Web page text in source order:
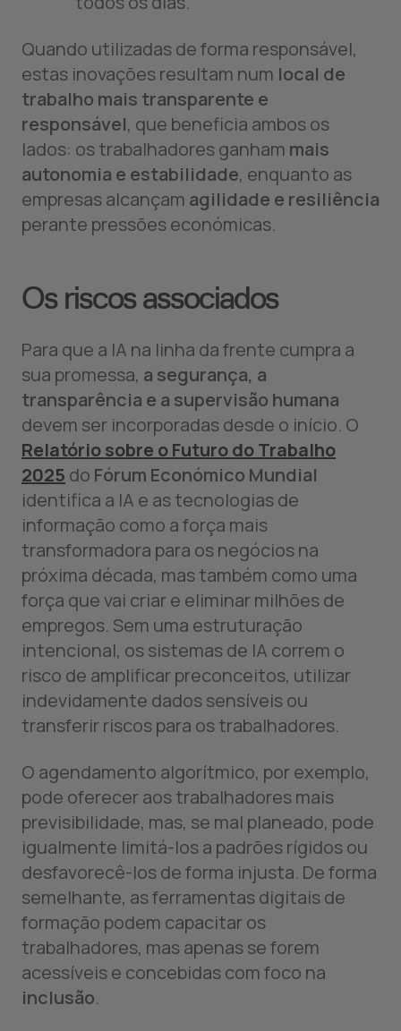
Quando utilizadas de forma responsável,
estas inovações resultam num local de
trabalho mais transparente e
responsável, que beneficia ambos os
lados: os trabalhadores ganham mais
autonomia e estabilidade, enquanto as
empresas alcançam agilidade e resiliência
perante pressões económicas.
Os riscos associados
Para que a IA na linha da frente cumpra a
sua promessa, a segurança, a
transparência e a supervisão humana
devem ser incorporadas desde o início. O
Relatório sobre o Futuro do Trabalho
2025 do Fórum Económico Mundial
identifica a IA e as tecnologias de
informação como a força mais
transformadora para os negócios na
próxima década, mas também como uma
força que vai criar e eliminar milhões de
empregos. Sem uma estruturação
intencional, os sistemas de IA correm o
risco de amplificar preconceitos, utilizar
indevidamente dados sensíveis ou
transferir riscos para os trabalhadores.
O agendamento algorítmico, por exemplo,
pode oferecer aos trabalhadores mais
previsibilidade, mas, se mal planeado, pode
igualmente limitá-los a padrões rígidos ou
desfavorecê-los de forma injusta. De forma
semelhante, as ferramentas digitais de
formação podem capacitar os
trabalhadores, mas apenas se forem
acessíveis e concebidas com foco na
inclusão.